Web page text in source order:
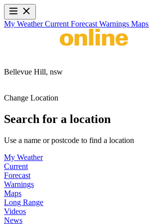
My WeatherCurrent Forecast Warnings Maps
Bellevue Hill, nsw
Change Location
Search for a location
Use a name or postcode to find a location
My Weather
Current
Forecast
Warnings
Maps
Long Range
Videos
News